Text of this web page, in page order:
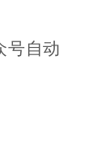
号自动